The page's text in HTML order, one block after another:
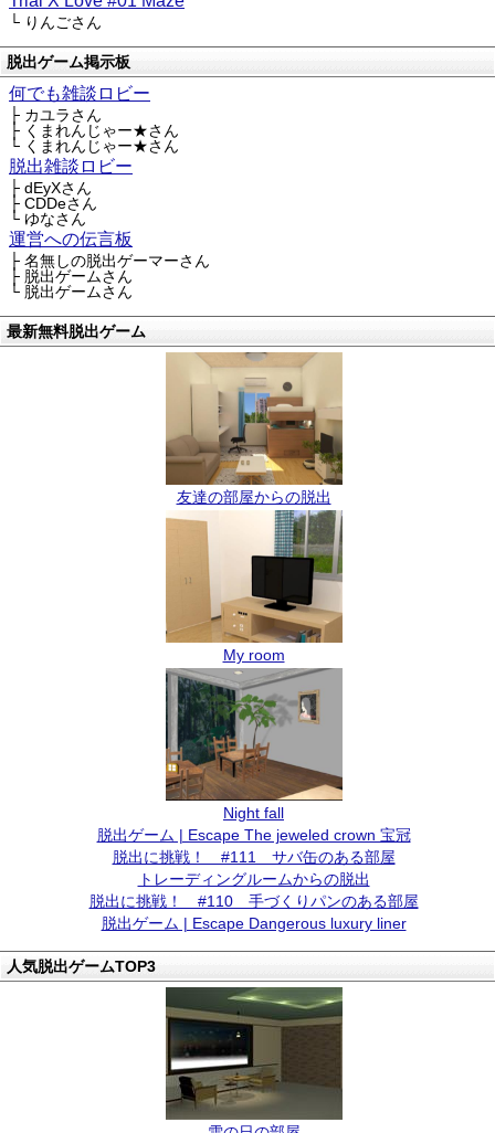
└ りんごさん
脱出ゲーム掲示板
何でも雑談ロビー
├ カユラさん
├ くまれんじゃー★さん
└ くまれんじゃー★さん
脱出雑談ロビー
├ dEyXさん
├ CDDeさん
└ ゆなさん
運営への伝言板
├ 名無しの脱出ゲーマーさん
├ 脱出ゲームさん
└ 脱出ゲームさん
最新無料脱出ゲーム
友達の部屋からの脱出
My room
Night fall
脱出ゲーム | Escape The jeweled crown 宝冠
脱出に挑戦！ #111 サバ缶のある部屋
トレーディングルームからの脱出
脱出に挑戦！ #110 手づくりパンのある部屋
脱出ゲーム | Escape Dangerous luxury liner
人気脱出ゲームTOP3